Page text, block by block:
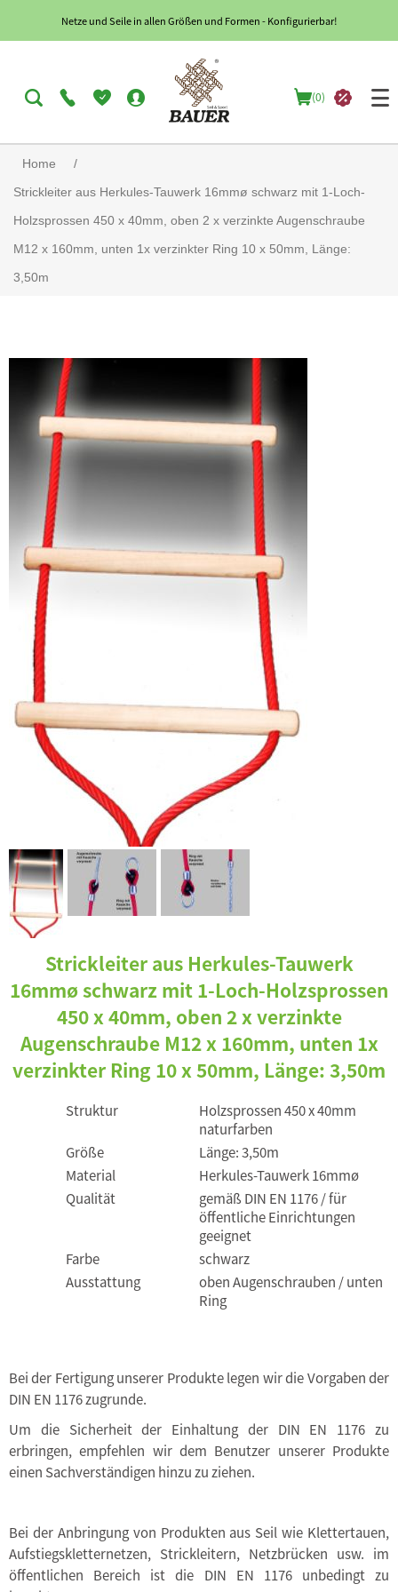
Netze und Seile in allen Größen und Formen - Konfigurierbar!
(0)
Home
/
Strickleiter aus Herkules-Tauwerk 16mmø schwarz mit 1-Loch-
Holzsprossen 450 x 40mm, oben 2 x verzinkte Augenschraube
M12 x 160mm, unten 1x verzinkter Ring 10 x 50mm, Länge:
3,50m
Strickleiter aus Herkules-Tauwerk
16mmø schwarz mit 1-Loch-Holzsprossen
450 x 40mm, oben 2 x verzinkte
Augenschraube M12 x 160mm, unten 1x
verzinkter Ring 10 x 50mm, Länge: 3,50m
Struktur
Holzsprossen 450 x 40mm
naturfarben
Größe
Länge: 3,50m
Material
Herkules-Tauwerk 16mmø
Qualität
gemäß DIN EN 1176 / für
öffentliche Einrichtungen
geeignet
Farbe
schwarz
Ausstattung
oben Augenschrauben / unten
Ring
Bei der Fertigung unserer Produkte legen wir die Vorgaben der
DIN EN 1176 zugrunde.
Um die Sicherheit der Einhaltung der DIN EN 1176 zu
erbringen, empfehlen wir dem Benutzer unserer Produkte
einen Sachverständigen hinzu zu ziehen.
Bei der Anbringung von Produkten aus Seil wie Klettertauen,
Aufstiegskletternetzen, Strickleitern, Netzbrücken usw. im
öffentlichen Bereich ist die DIN EN 1176 unbedingt zu